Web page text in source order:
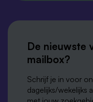
blijf
De nieuwste
mailbox?
Schrijf je in voor
dagelijks/wekelijks